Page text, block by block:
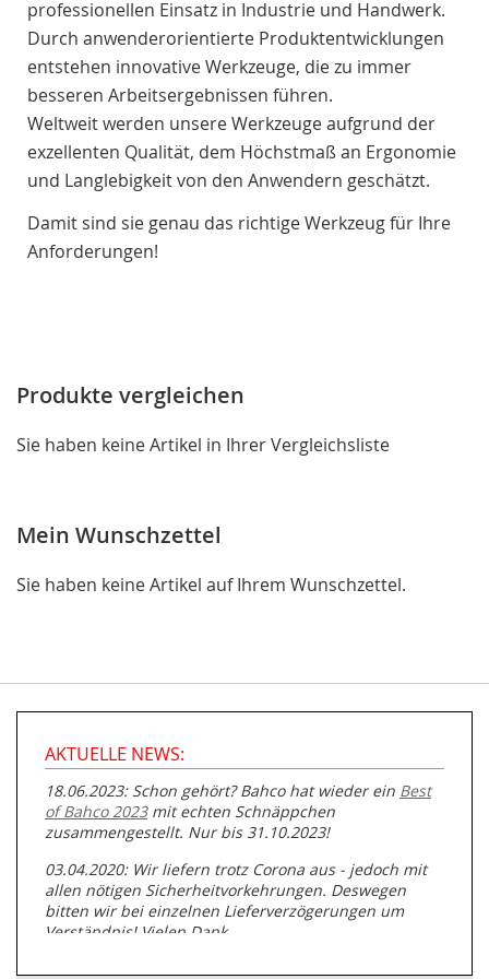
professionellen Einsatz in Industrie und Handwerk.
Durch anwenderorientierte Produktentwicklungen
entstehen innovative Werkzeuge, die zu immer
besseren Arbeitsergebnissen führen.
Weltweit werden unsere Werkzeuge aufgrund der
exzellenten Qualität, dem Höchstmaß an Ergonomie
und Langlebigkeit von den Anwendern geschätzt.
Damit sind sie genau das richtige Werkzeug für Ihre
Anforderungen!
Produkte vergleichen
Sie haben keine Artikel in Ihrer Vergleichsliste
Mein Wunschzettel
Sie haben keine Artikel auf Ihrem Wunschzettel.
AKTUELLE NEWS:
18.06.2023: Schon gehört? Bahco hat wieder ein Best
of Bahco 2023mit echten Schnäppchen
zusammengestellt. Nur bis 31.10.2023!
03.04.2020: Wir liefern trotz Corona aus - jedoch mit
allen nötigen Sicherheitvorkehrungen. Deswegen
bitten wir bei einzelnen Lieferverzögerungen um
Verständnis! Vielen Dank.
05.07.2019: Neuester Zugang zu unserer